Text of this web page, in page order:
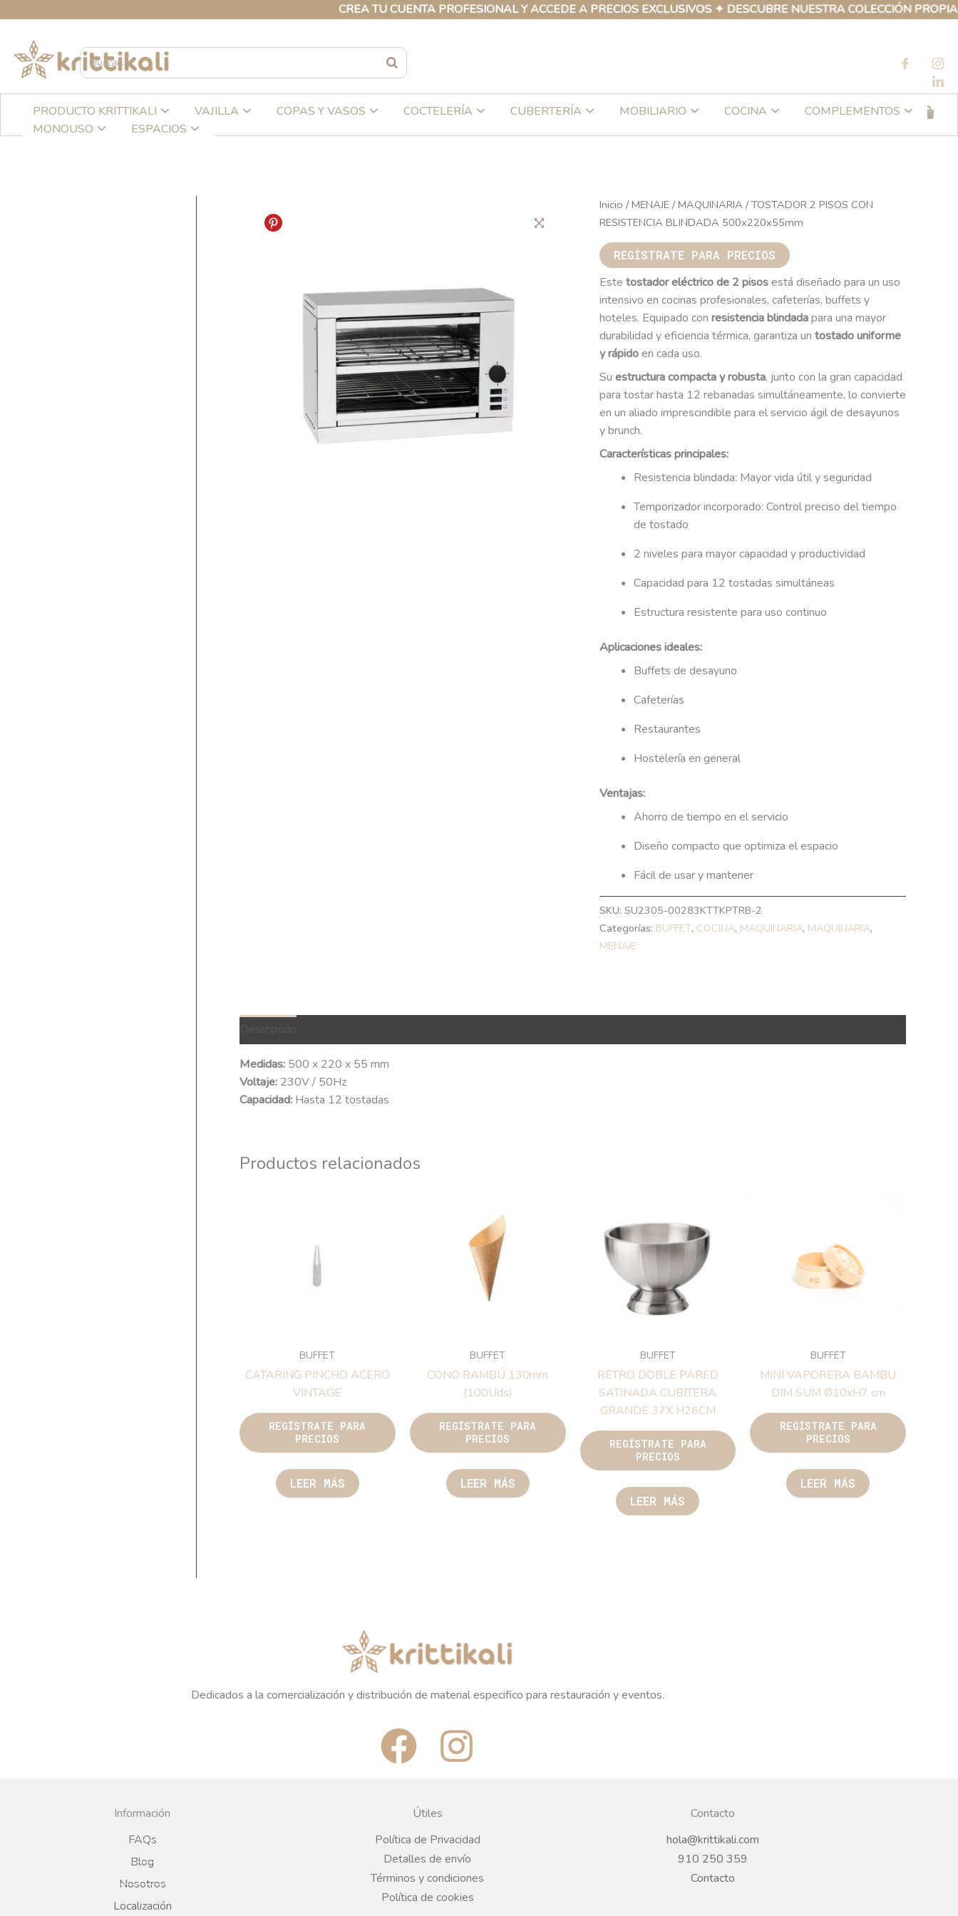
CREA TU CUENTA PROFESIONAL Y ACCEDE A PRECIOS EXCLUSIVOS ✦ DESCUBRE NUESTRA COLECCIÓN PROPIA DE
contenido
PRODUCTO KRITTIKALI VAJILLA COPAS Y VASOS COCTELERÍA CUBERTERÍA MOBILIARIO COCINA
COMPLEMENTOS
MONOUSO
ESPACIOS
Inicio / MENAJE/ MAQUINARIA / TOSTADOR 2 PISOS CON
RESISTENCIA BLINDADA 500x220x55mm
REGÍSTRATE PARA PRECIOS
Este tostador eléctrico de 2 pisosestá diseñado para un uso
intensivo en cocinas profesionales, cafeterías, buffets y
hoteles. Equipado con resistencia blindadapara una mayor
durabilidad y eficiencia térmica, garantiza un tostado uniforme
y rápidoen cada uso.
Su estructura compacta y robusta, junto con la gran capacidad
para tostar hasta 12 rebanadas simultáneamente, lo convierte
en un aliado imprescindible para el servicio ágil de desayunos
y brunch.
Características principales:
Resistencia blindada: Mayor vida útil y seguridad
Temporizador incorporado: Control preciso del tiempo
de tostado
2 niveles para mayor capacidad y productividad
Capacidad para 12 tostadas simultáneas
Estructura resistente para uso continuo
Aplicaciones ideales:
Buffets de desayuno
Cafeterías
Restaurantes
Hostelería en general
Ventajas:
Ahorro de tiempo en el servicio
Diseño compacto que optimiza el espacio
Fácil de usar y mantener
SKU: SU2305-00283KTTKPTRB-2
Categorías: BUFFET, COCINA, MAQUINARIA, MAQUINARIA,
MENAJE
Medidas: 500 x 220 x 55 mm
Voltaje: 230V / 50Hz
Capacidad: Hasta 12 tostadas
Productos relacionados
BUFFET
CATARING PINCHO ACERO
VINTAGE
REGÍSTRATE PARA
PRECIOS
LEER MÁS
BUFFET
CONO BAMBÚ 130mm
(100Uds)
REGÍSTRATE PARA
PRECIOS
LEER MÁS
BUFFET
RETRO DOBLE PARED
SATINADA CUBITERA
GRANDE 37X H26CM
REGÍSTRATE PARA
PRECIOS
LEER MÁS
BUFFET
MINI VAPORERA BAMBU
DIM SUM Ø10xH7 cm
REGÍSTRATE PARA
PRECIOS
LEER MÁS
Dedicados a la comercialización y distribución de material especifico para restauración y eventos.
F
a
c
e
b
I
n
t
a
Información
FAQs
Blog
Nosotros
Localización
Útiles
Política de Privacidad
Detalles de envío
Términos y condiciones
Política de cookies
Contacto
hola@krittikali.com
910 250 359
Contacto